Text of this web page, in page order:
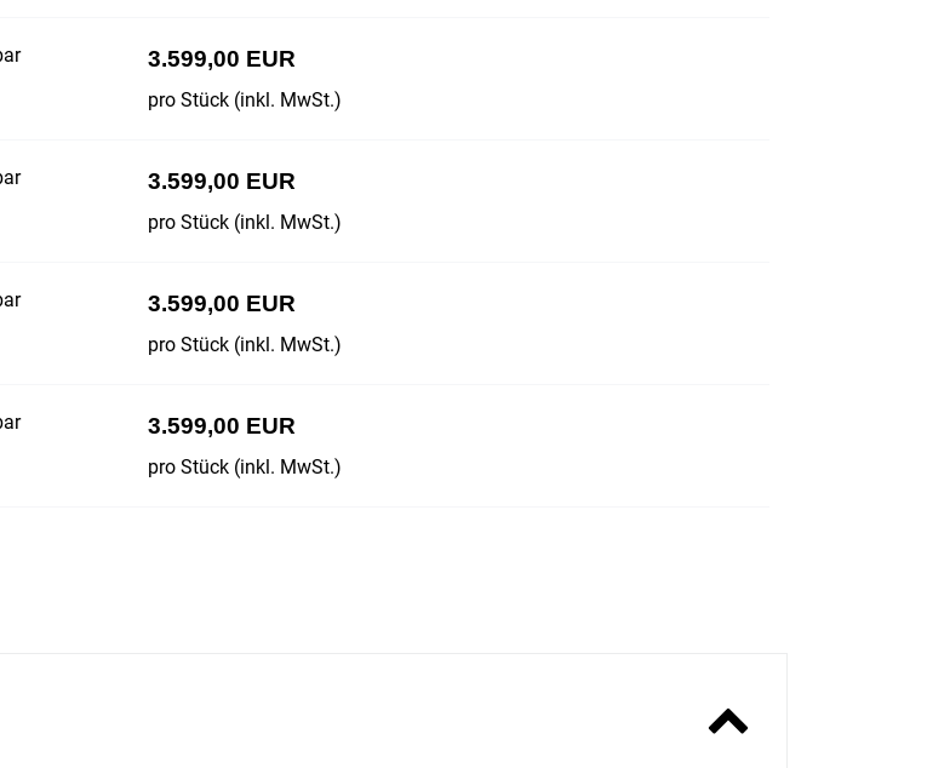
3.599,00 EUR
pro Stück (inkl. MwSt.)
3.599,00 EUR
pro Stück (inkl. MwSt.)
3.599,00 EUR
pro Stück (inkl. MwSt.)
3.599,00 EUR
pro Stück (inkl. MwSt.)